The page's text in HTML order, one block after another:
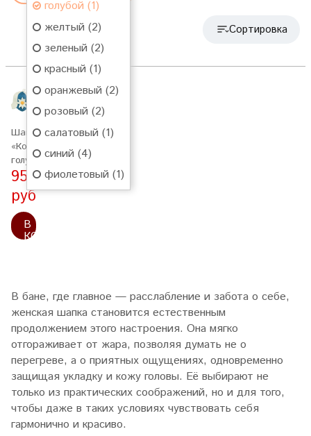
голубой (1)
желтый (2)
зеленый (2)
красный (1)
оранжевый (2)
розовый (2)
салатовый (1)
синий (4)
фиолетовый (1)
Сортировка
Шапка
«Колокольчик»
голубая
955
руб
В
КОРЗИНУ
В бане, где главное — расслабление и забота о себе,
женская шапка становится естественным
продолжением этого настроения. Она мягко
отгораживает от жара, позволяя думать не о
перегреве, а о приятных ощущениях, одновременно
защищая укладку и кожу головы. Её выбирают не
только из практических соображений, но и для того,
чтобы даже в таких условиях чувствовать себя
гармонично и красиво.